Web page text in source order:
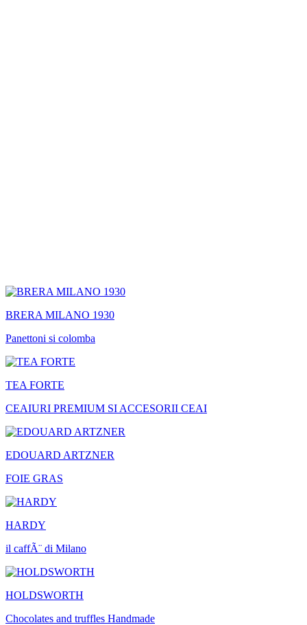
BRERA MILANO 1930
Panettoni si colomba
TEA FORTE
CEAIURI PREMIUM SI ACCESORII CEAI
EDOUARD ARTZNER
FOIE GRAS
HARDY
il caffÃ¨ di Milano
HOLDSWORTH
Chocolates and truffles Handmade